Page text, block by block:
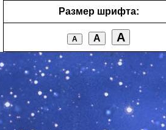
Размер шрифта:
А А А